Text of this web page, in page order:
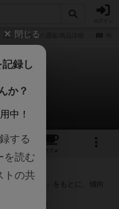
ねこポーカーの通販/商品詳細
ー
ゲーム
カフェ
すすめ
イ感の評価」をもとに、傾向
ます。
閉じる
録し
か？
中！
する
を読む
トの共